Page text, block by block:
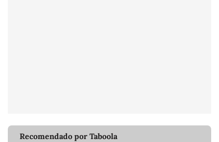
Recomendado por Taboola